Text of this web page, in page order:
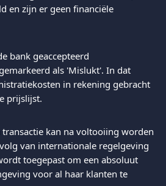
en zijn er geen financiële
bank geaccepteerd
als 'Mislukt'. In dat
in rekening gebracht
prijslijst.
transactie kan na voltooiing worden
van internationale regelgeving
toegepast om een absoluut
voor al haar klanten te